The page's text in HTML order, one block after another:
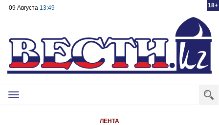
18+
09 Августа 13:49
Toggle
ЛЕНТА